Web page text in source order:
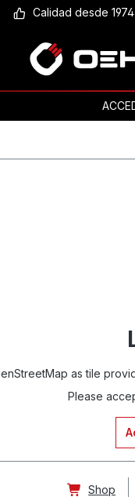
Calidad desde 1974
as tile
Please
Shop